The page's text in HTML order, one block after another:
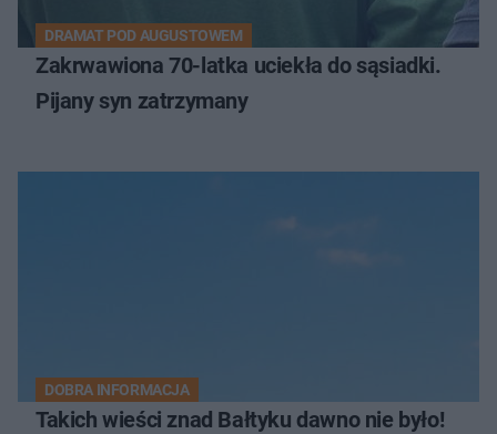
DRAMAT POD AUGUSTOWEM
Zakrwawiona 70-latka uciekła do sąsiadki.
Pijany syn zatrzymany
DOBRA INFORMACJA
Takich wieści znad Bałtyku dawno nie było!